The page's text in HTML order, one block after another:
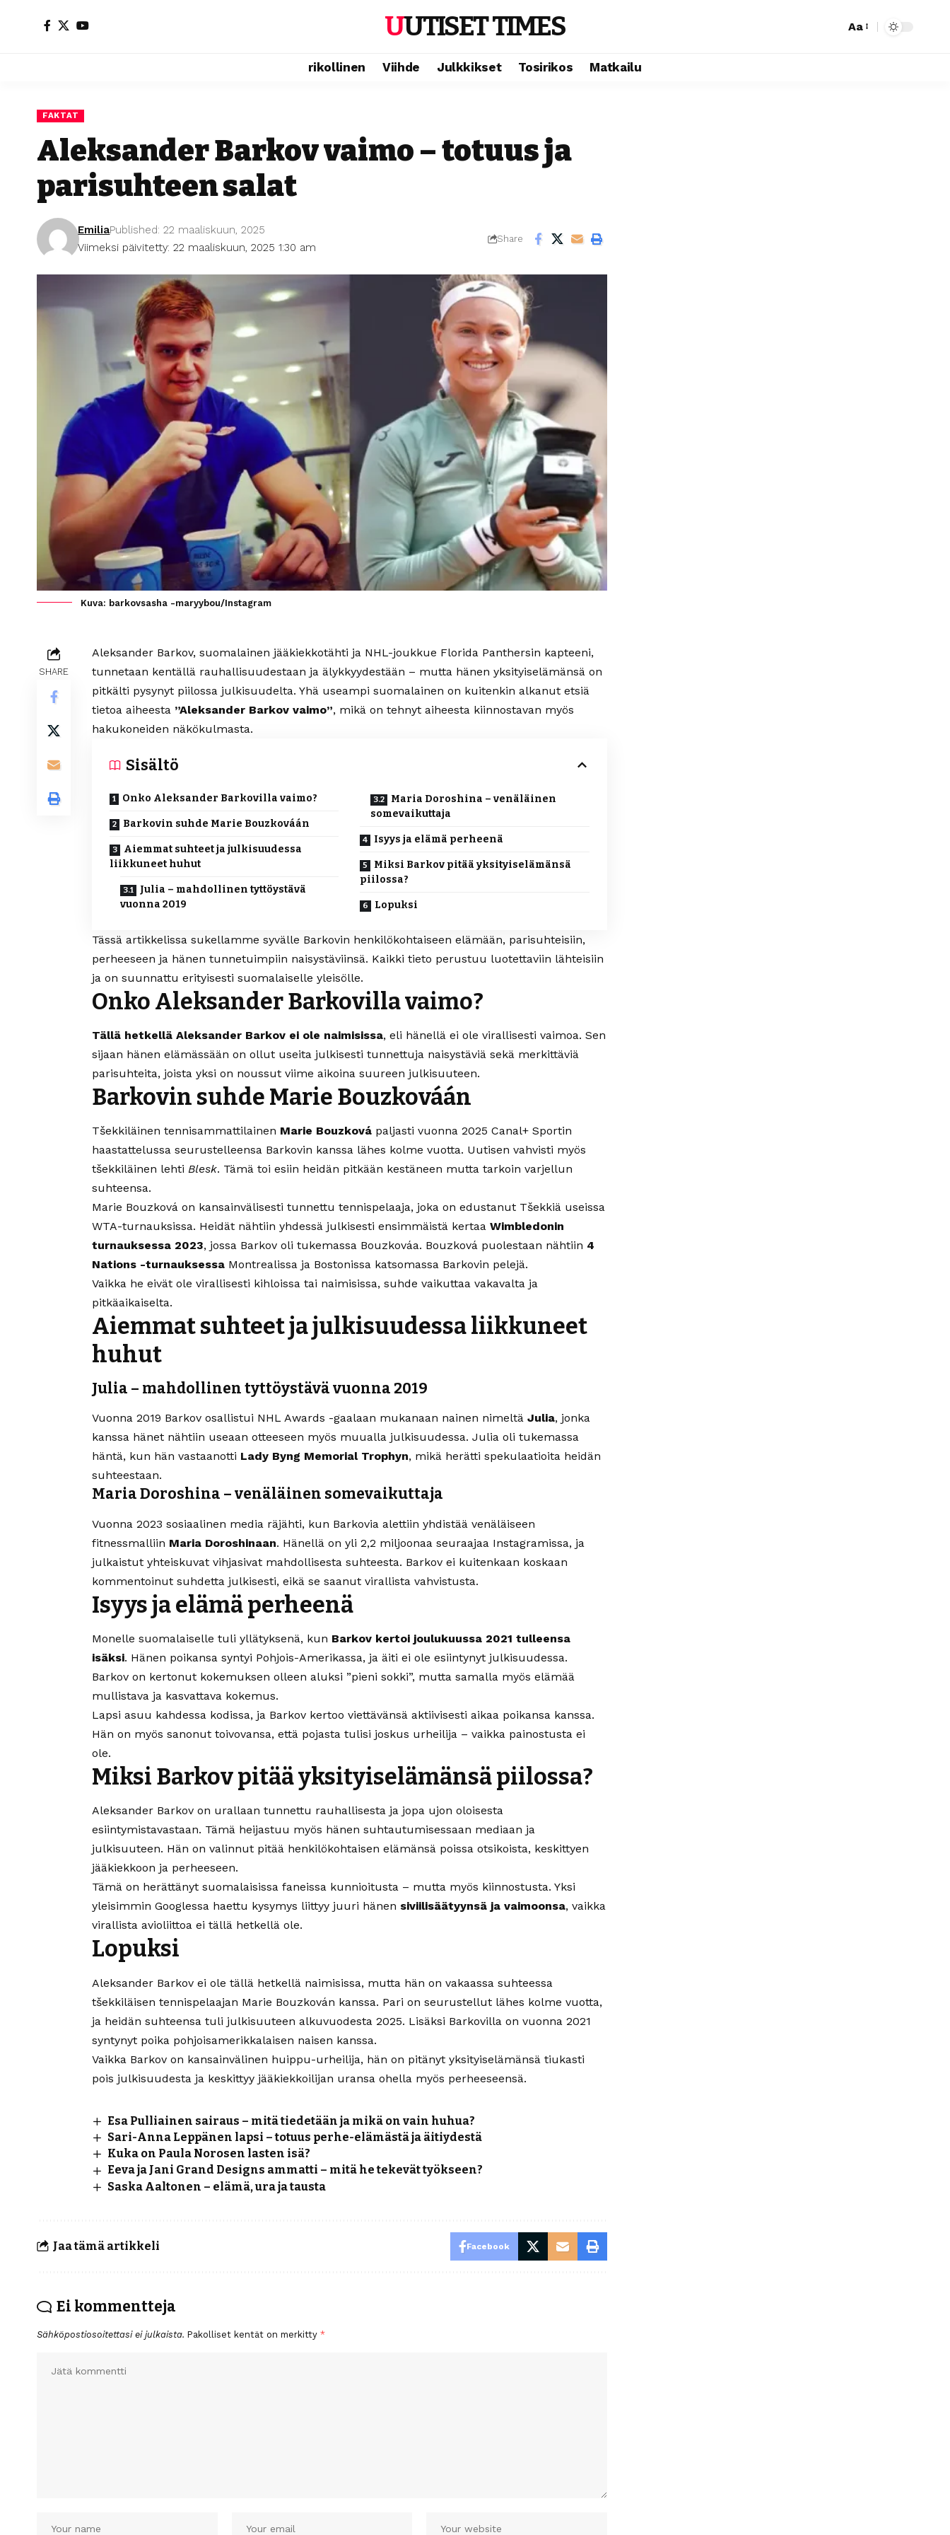
UUTISET TIMES Aa
rikollinen Viihde Julkkikset Tosirikos Matkailu
FAKTAT
Aleksander Barkov vaimo – totuus ja
parisuhteen salat
Viimeksi päivitetty: 22 maaliskuun, 2025 1:30 am
EmiliaPublished: 22 maaliskuun, 2025
Share
Kuva: barkovsasha -maryybou/Instagram
SHARE
Aleksander Barkov, suomalainen jääkiekkotähti ja NHL-joukkue Florida Panthersin kapteeni,
tunnetaan kentällä rauhallisuudestaan ja älykkyydestään – mutta hänen yksityiselämänsä on
pitkälti pysynyt piilossa julkisuudelta. Yhä useampi suomalainen on kuitenkin alkanut etsiä
tietoa aiheesta ”Aleksander Barkov vaimo”, mikä on tehnyt aiheesta kiinnostavan myös
hakukoneiden näkökulmasta.
Sisältö
Onko Aleksander Barkovilla vaimo?
Barkovin suhde Marie Bouzkováán
Aiemmat suhteet ja julkisuudessa
liikkuneet huhut
Julia – mahdollinen tyttöystävä
vuonna 2019
Maria Doroshina – venäläinen
somevaikuttaja
Isyys ja elämä perheenä
Miksi Barkov pitää yksityiselämänsä
piilossa?
Lopuksi
Tässä artikkelissa sukellamme syvälle Barkovin henkilökohtaiseen elämään, parisuhteisiin,
perheeseen ja hänen tunnetuimpiin naisystäviinsä. Kaikki tieto perustuu luotettaviin lähteisiin
ja on suunnattu erityisesti suomalaiselle yleisölle.
Onko Aleksander Barkovilla vaimo?
Tällä hetkellä Aleksander Barkov ei ole naimisissa, eli hänellä ei ole virallisesti vaimoa. Sen
sijaan hänen elämässään on ollut useita julkisesti tunnettuja naisystäviä sekä merkittäviä
parisuhteita, joista yksi on noussut viime aikoina suureen julkisuuteen.
Barkovin suhde Marie Bouzkováán
Tšekkiläinen tennisammattilainen Marie Bouzková paljasti vuonna 2025 Canal+ Sportin
haastattelussa seurustelleensa Barkovin kanssa lähes kolme vuotta. Uutisen vahvisti myös
tšekkiläinen lehti Blesk. Tämä toi esiin heidän pitkään kestäneen mutta tarkoin varjellun
suhteensa.
Marie Bouzková on kansainvälisesti tunnettu tennispelaaja, joka on edustanut Tšekkiä useissa
WTA-turnauksissa. Heidät nähtiin yhdessä julkisesti ensimmäistä kertaa Wimbledonin
turnauksessa 2023, jossa Barkov oli tukemassa Bouzkováa. Bouzková puolestaan nähtiin 4
Nations -turnauksessa Montrealissa ja Bostonissa katsomassa Barkovin pelejä.
Vaikka he eivät ole virallisesti kihloissa tai naimisissa, suhde vaikuttaa vakavalta ja
pitkäaikaiselta.
Aiemmat suhteet ja julkisuudessa liikkuneet
huhut
Julia – mahdollinen tyttöystävä vuonna 2019
Vuonna 2019 Barkov osallistui NHL Awards -gaalaan mukanaan nainen nimeltä Julia, jonka
kanssa hänet nähtiin useaan otteeseen myös muualla julkisuudessa. Julia oli tukemassa
häntä, kun hän vastaanotti Lady Byng Memorial Trophyn, mikä herätti spekulaatioita heidän
suhteestaan.
Maria Doroshina – venäläinen somevaikuttaja
Vuonna 2023 sosiaalinen media räjähti, kun Barkovia alettiin yhdistää venäläiseen
fitnessmalliin Maria Doroshinaan. Hänellä on yli 2,2 miljoonaa seuraajaa Instagramissa, ja
julkaistut yhteiskuvat vihjasivat mahdollisesta suhteesta. Barkov ei kuitenkaan koskaan
kommentoinut suhdetta julkisesti, eikä se saanut virallista vahvistusta.
Isyys ja elämä perheenä
Monelle suomalaiselle tuli yllätyksenä, kun Barkov kertoi joulukuussa 2021 tulleensa
isäksi. Hänen poikansa syntyi Pohjois-Amerikassa, ja äiti ei ole esiintynyt julkisuudessa.
Barkov on kertonut kokemuksen olleen aluksi ”pieni sokki”, mutta samalla myös elämää
mullistava ja kasvattava kokemus.
Lapsi asuu kahdessa kodissa, ja Barkov kertoo viettävänsä aktiivisesti aikaa poikansa kanssa.
Hän on myös sanonut toivovansa, että pojasta tulisi joskus urheilija – vaikka painostusta ei
ole.
Miksi Barkov pitää yksityiselämänsä piilossa?
Aleksander Barkov on urallaan tunnettu rauhallisesta ja jopa ujon oloisesta
esiintymistavastaan. Tämä heijastuu myös hänen suhtautumisessaan mediaan ja
julkisuuteen. Hän on valinnut pitää henkilökohtaisen elämänsä poissa otsikoista, keskittyen
jääkiekkoon ja perheeseen.
Tämä on herättänyt suomalaisissa faneissa kunnioitusta – mutta myös kiinnostusta. Yksi
yleisimmin Googlessa haettu kysymys liittyy juuri hänen siviilisäätyynsä ja vaimoonsa, vaikka
virallista avioliittoa ei tällä hetkellä ole.
Lopuksi
Aleksander Barkov ei ole tällä hetkellä naimisissa, mutta hän on vakaassa suhteessa
tšekkiläisen tennispelaajan Marie Bouzkován kanssa. Pari on seurustellut lähes kolme vuotta,
ja heidän suhteensa tuli julkisuuteen alkuvuodesta 2025. Lisäksi Barkovilla on vuonna 2021
syntynyt poika pohjoisamerikkalaisen naisen kanssa.
Vaikka Barkov on kansainvälinen huippu-urheilija, hän on pitänyt yksityiselämänsä tiukasti
pois julkisuudesta ja keskittyy jääkiekkoilijan uransa ohella myös perheeseensä.
Esa Pulliainen sairaus – mitä tiedetään ja mikä on vain huhua?
Sari-Anna Leppänen lapsi – totuus perhe-elämästä ja äitiydestä
Kuka on Paula Norosen lasten isä?
Eeva ja Jani Grand Designs ammatti – mitä he tekevät työkseen?
Saska Aaltonen – elämä, ura ja tausta
Jaa tämä artikkeli Facebook
Ei kommentteja
Sähköpostiosoitettasi ei julkaista. Pakolliset kentät on merkitty *